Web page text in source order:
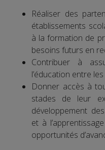
Réaliser des
établissements
à la formation de
besoins futurs en
Contribuer à
l’éducation entre
Donner accès à
stades de leur
développement
et à
opportunités